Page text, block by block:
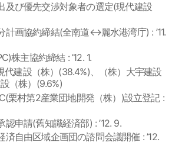
及び優先交渉対象者の選定(現代建設
計画協約締結(全南道↔麗水港湾庁) : ’11.
株主協約締結 : ’12. 1.
代建設（株）(38.4%)、（株）大宇建設
（株）(9.6%)
栗村第2産業団地開発（株）)設立登記 :
認申請(舊知識経済部) : ’12. 9.
済自由区域企画団の諮問会議開催 : ’12.